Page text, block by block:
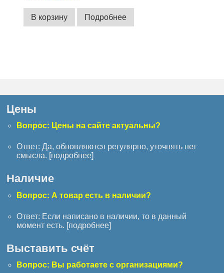
В корзину Подробнее
Цены
Вопрос: Цены на сайте актуальны?
Ответ: Да, обновляются регулярно, уточнять нет
смысла. [подробнее]
Наличие
Вопрос: А товар есть в наличии?
Ответ: Если написано в наличии, то в данный
момент есть. [подробнее]
Выставить счёт
Вопрос: Вы работаете с организациями?